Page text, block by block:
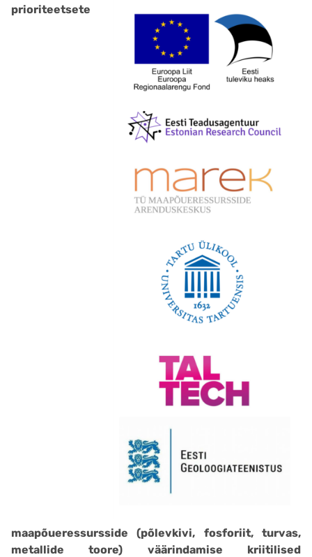
prioriteetsete
maapõueressursside (põlevkivi, fosforiit, turvas,
metallide toore) väärindamise kriitilised